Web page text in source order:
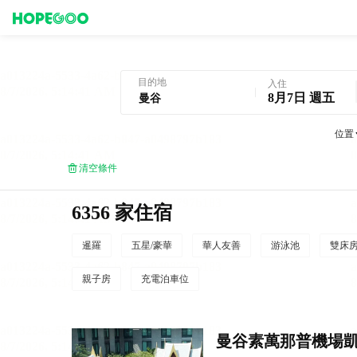
目的地 入住
8月7日 週五
位置
清空條件
6356 家住宿
暹羅 五星/豪華 華人友善 游泳池 雙床
親子房 充電泊車位
曼谷素萬那普機場